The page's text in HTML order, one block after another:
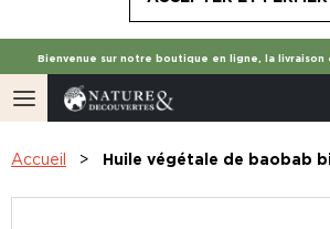
Bienvenue sur notre boutique en ligne, la livraison
Accueil Huile végétale de baobab